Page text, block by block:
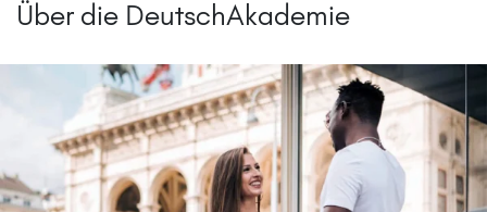
Über die DeutschAkademie